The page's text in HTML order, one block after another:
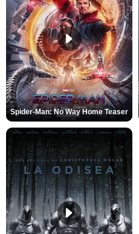
Spider-Man: No Way Home Teaser